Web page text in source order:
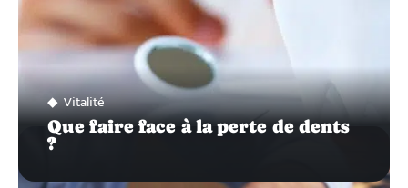
Vitalité
Que faire face à la perte de dents
?